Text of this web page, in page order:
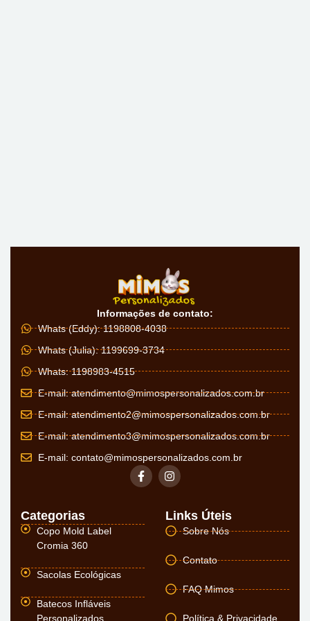
Informações de contato:
Whats (Eddy): 1198808-4038
Whats (Julia): 1199699-3734
Whats: 1198983-4515
E-mail:atendimento@mimospersonalizados.com.br
E-mail:atendimento2@mimospersonalizados.com.br
E-mail:atendimento3@mimospersonalizados.com.br
E-mail: contato@mimospersonalizados.com.br
Categorias
Copo Mold Label
Cromia 360
Sacolas Ecológicas
Batecos Infláveis
Personalizados
Links Úteis
Sobre Nós
Contato
FAQ Mimos
Política & Privacidade